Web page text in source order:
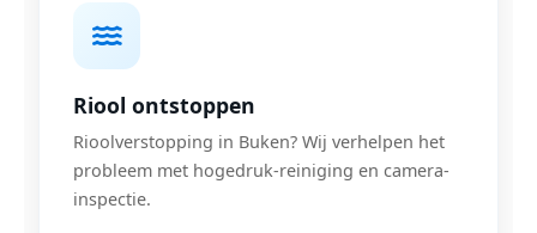
Riool ontstoppen
Rioolverstopping in Buken? Wij verhelpen het
probleem met hogedruk-reiniging en camera-
inspectie.